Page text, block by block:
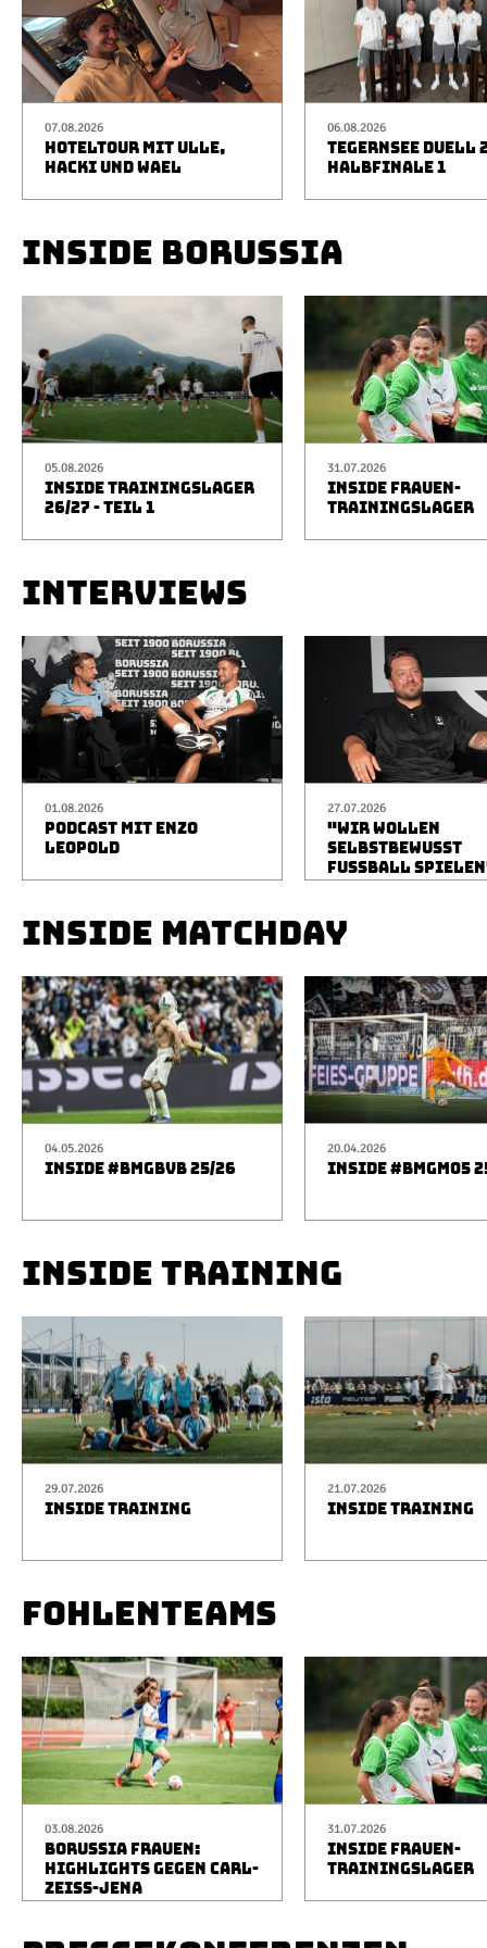
07.08.2026
HOTELTOUR MIT ULLE,
HACKI UND WAEL
06.08.2026
TEGERNSEE DUELL
HALBFINALE 1
INSIDE BORUSSIA
05.08.2026
INSIDE TRAININGSLAGER
26/27 - TEIL 1
31.07.2026
INSIDE FRAUEN-
TRAININGSLAGER
INTERVIEWS
01.08.2026
PODCAST MIT ENZO
LEOPOLD
27.07.2026
"WIR WOLLEN
SELBSTBEWUSST
FUSSBALL
INSIDE MATCHDAY
04.05.2026
INSIDE #BMGBVB 25/26
20.04.2026
INSIDE #BMGM05
INSIDE TRAINING
29.07.2026
INSIDE TRAINING
21.07.2026
INSIDE TRAINING
FOHLENTEAMS
03.08.2026
BORUSSIA FRAUEN:
HIGHLIGHTS GEGEN CARL-
ZEISS-JENA
31.07.2026
INSIDE FRAUEN-
TRAININGSLAGER